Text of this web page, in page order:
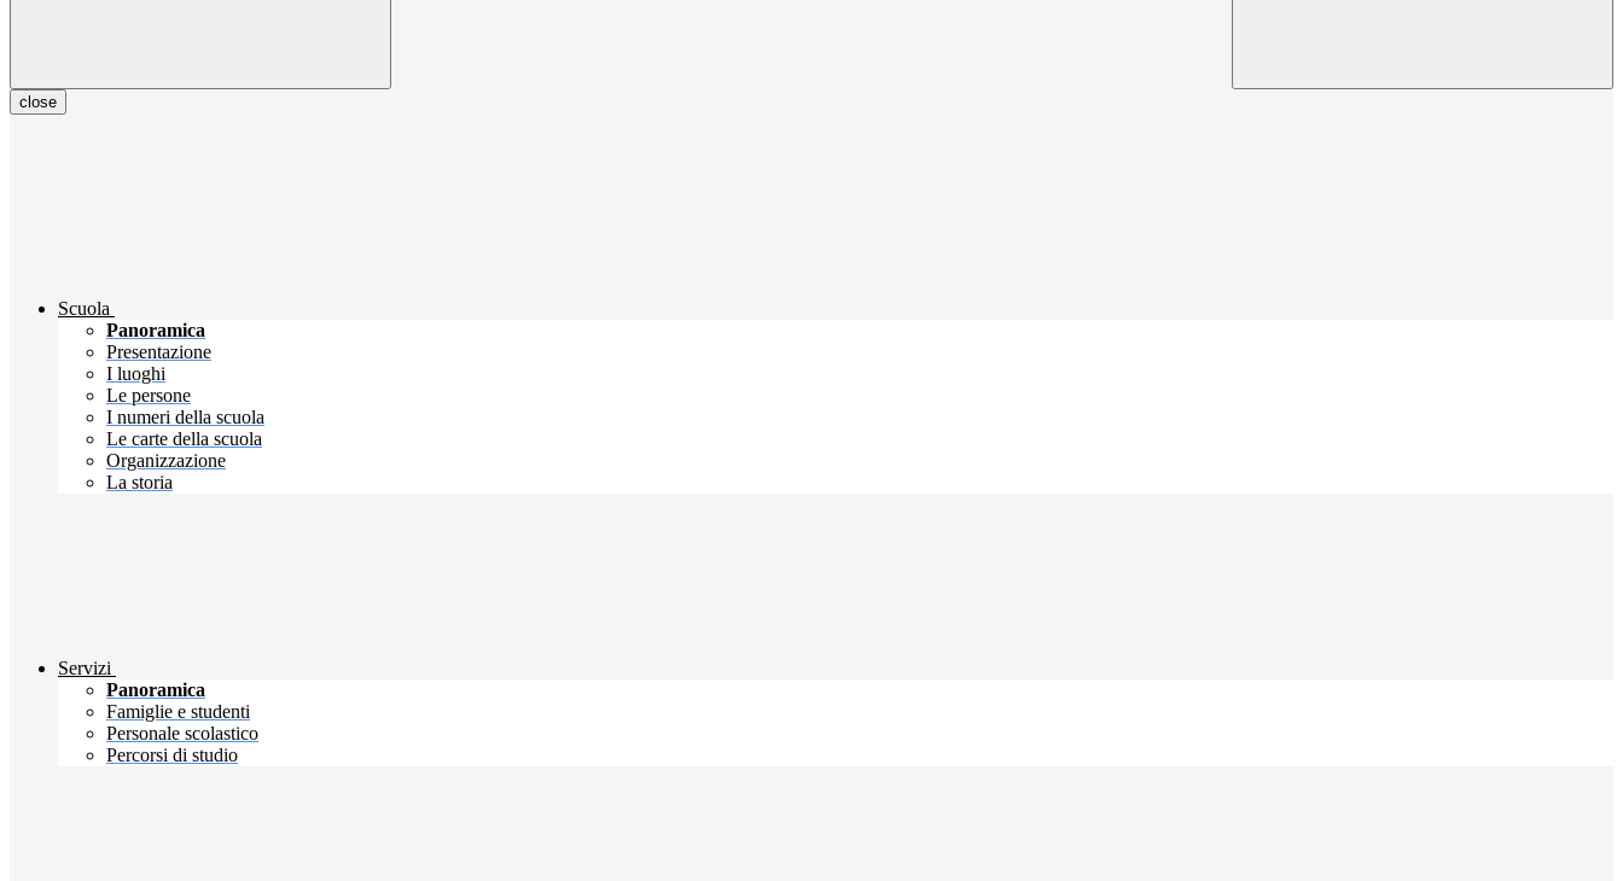
close
Scuola
Panoramica
Presentazione
I luoghi
Le persone
I numeri della scuola
Le carte della scuola
Organizzazione
La storia
Servizi
Panoramica
Famiglie e studenti
Personale scolastico
Percorsi di studio